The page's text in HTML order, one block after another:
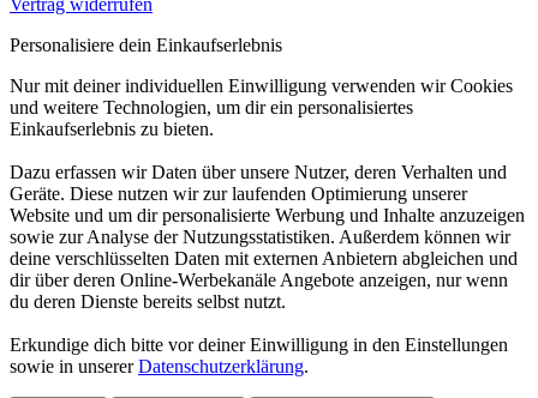
Personalisiere dein Einkaufserlebnis
Nur mit deiner individuellen Einwilligung verwenden wir Cookies
und weitere Technologien, um dir ein personalisiertes
Einkaufserlebnis zu bieten.
Dazu erfassen wir Daten über unsere Nutzer, deren Verhalten und
Geräte. Diese nutzen wir zur laufenden Optimierung unserer
Website und um dir personalisierte Werbung und Inhalte anzuzeigen
sowie zur Analyse der Nutzungsstatistiken. Außerdem können wir
deine verschlüsselten Daten mit externen Anbietern abgleichen und
dir über deren Online-Werbekanäle Angebote anzeigen, nur wenn
du deren Dienste bereits selbst nutzt.
Erkundige dich bitte vor deiner Einwilligung in den Einstellungen
sowie in unsererDatenschutzerklärung.